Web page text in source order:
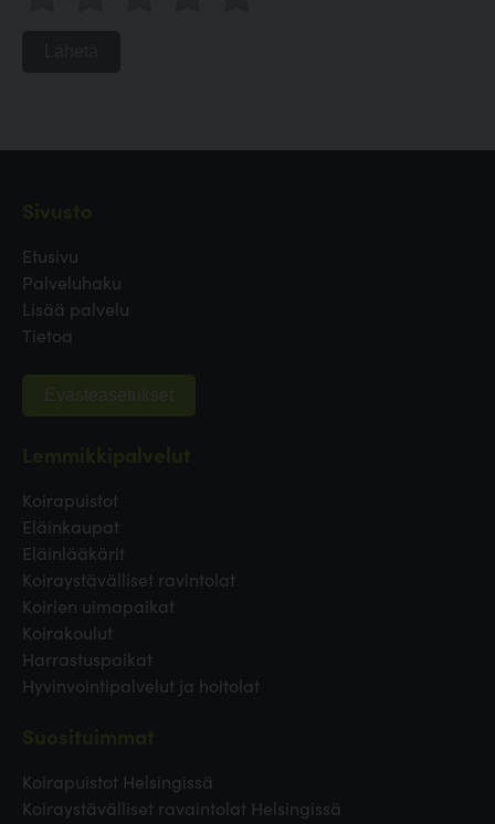
Etusivu
Palveluhaku
Lisää palvelu
Tietoa
Evästeasetukset
Koirapuistot
Eläinkaupat
Eläinlääkärit
Koiraystävälliset ravintolat
Koirien uimapaikat
Koirakoulut
Harrastuspaikat
Hyvinvointipalvelut ja hoitolat
Koirapuistot Helsingissä
Koiraystävälliset ravaintolat Helsingissä